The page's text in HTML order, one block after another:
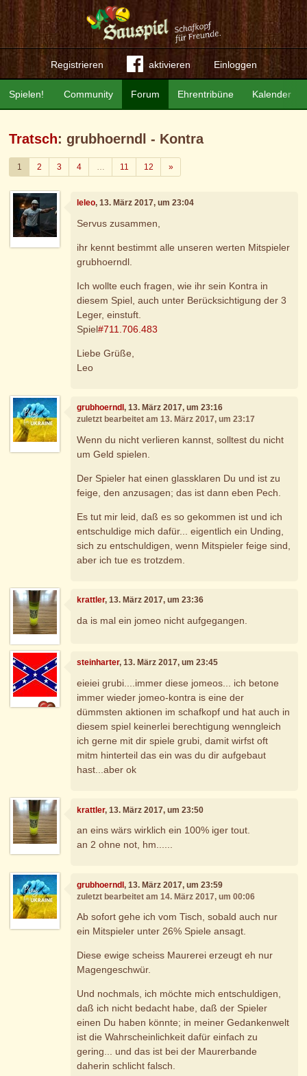
Registrieren aktivieren Einloggen
Community Forum Ehrentribüne Kalender
Spielen!
Tratsch: grubhoerndl - Kontra
1 2 3 4 … 11 12 »Weiter
leleo, 13. März 2017, um 23:04
Servus zusammen,
ihr kennt bestimmt alle unseren werten Mitspieler
grubhoerndl.
Ich wollte euch fragen, wie ihr sein Kontra in
diesem Spiel, auch unter Berücksichtigung der 3
Leger, einstuft.
Spiel#711.706.483
Liebe Grüße,
Leo
grubhoerndl, 13. März 2017, um 23:16
zuletzt bearbeitet am 13. März 2017, um 23:17
Wenn du nicht verlieren kannst, solltest du nicht
um Geld spielen.
Der Spieler hat einen glassklaren Du und ist zu
feige, den anzusagen; das ist dann eben Pech.
Es tut mir leid, daß es so gekommen ist und ich
entschuldige mich dafür... eigentlich ein Unding,
sich zu entschuldigen, wenn Mitspieler feige sind,
aber ich tue es trotzdem.
krattler, 13. März 2017, um 23:36
da is mal ein jomeo nicht aufgegangen.
steinharter, 13. März 2017, um 23:45
eieiei grubi....immer diese jomeos... ich betone
immer wieder jomeo-kontra is eine der
dümmsten aktionen im schafkopf und hat auch in
diesem spiel keinerlei berechtigung wenngleich
ich gerne mit dir spiele grubi, damit wirfst oft
mitm hinterteil das ein was du dir aufgebaut
hast...aber ok
krattler, 13. März 2017, um 23:50
an eins wärs wirklich ein 100% iger tout.
an 2 ohne not, hm......
grubhoerndl, 13. März 2017, um 23:59
zuletzt bearbeitet am 14. März 2017, um 00:06
Ab sofort gehe ich vom Tisch, sobald auch nur
ein Mitspieler unter 26% Spiele ansagt.
Diese ewige scheiss Maurerei erzeugt eh nur
Magengeschwür.
Und nochmals, ich möchte mich entschuldigen,
daß ich nicht bedacht habe, daß der Spieler
einen Du haben könnte; in meiner Gedankenwelt
ist die Wahrscheinlichkeit dafür einfach zu
gering... und das ist bei der Maurerbande
daherin schlicht falsch.